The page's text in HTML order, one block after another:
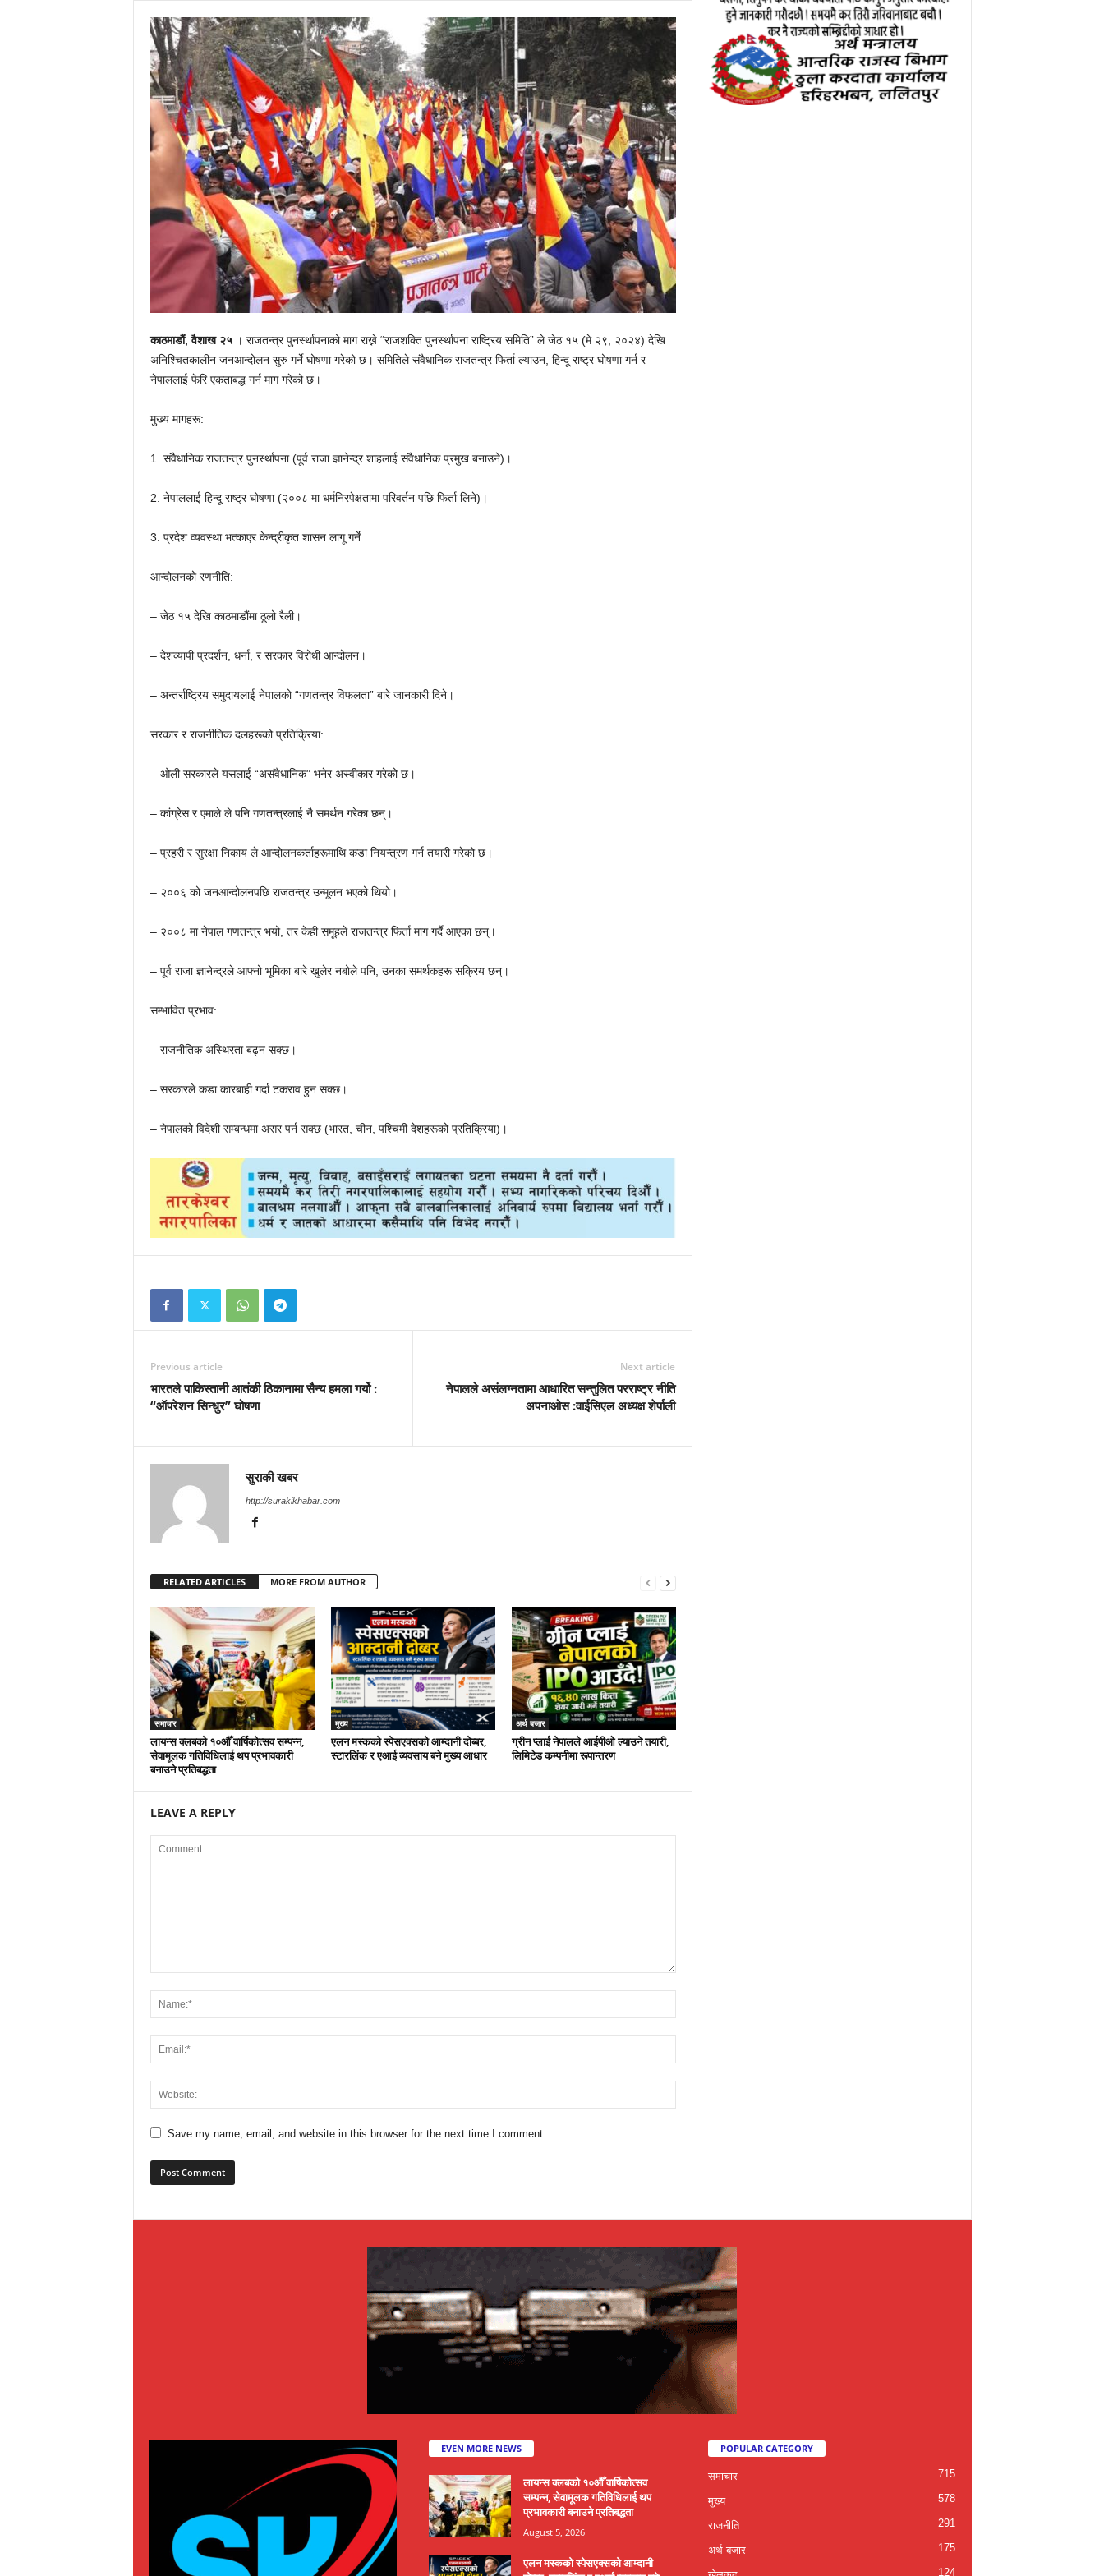
काठमाडौं, वैशाख २५। राजतन्त्र पुनर्स्थापनाको माग राख्ने “राजशक्ति पुनर्स्थापना राष्ट्रिय समिति” ले जेठ १५ (मे २९, २०२४) देखि
अनिश्चितकालीन जनआन्दोलन सुरु गर्ने घोषणा गरेको छ। समितिले संवैधानिक राजतन्त्र फिर्ता ल्याउन, हिन्दू राष्ट्र घोषणा गर्न र
नेपाललाई फेरि एकताबद्ध गर्न माग गरेको छ।
मुख्य मागहरू:
1. संवैधानिक राजतन्त्र पुनर्स्थापना (पूर्व राजा ज्ञानेन्द्र शाहलाई संवैधानिक प्रमुख बनाउने)।
2. नेपाललाई हिन्दू राष्ट्र घोषणा (२००८ मा धर्मनिरपेक्षतामा परिवर्तन पछि फिर्ता लिने)।
3. प्रदेश व्यवस्था भत्काएर केन्द्रीकृत शासन लागू गर्ने
आन्दोलनको रणनीति:
– जेठ १५ देखि काठमाडौंमा ठूलो रैली।
– देशव्यापी प्रदर्शन, धर्ना, र सरकार विरोधी आन्दोलन।
– अन्तर्राष्ट्रिय समुदायलाई नेपालको “गणतन्त्र विफलता” बारे जानकारी दिने।
सरकार र राजनीतिक दलहरूको प्रतिक्रिया:
– ओली सरकारले यसलाई “असंवैधानिक” भनेर अस्वीकार गरेको छ।
– कांग्रेस र एमाले ले पनि गणतन्त्रलाई नै समर्थन गरेका छन्।
– प्रहरी र सुरक्षा निकाय ले आन्दोलनकर्ताहरूमाथि कडा नियन्त्रण गर्न तयारी गरेको छ।
– २००६ को जनआन्दोलनपछि राजतन्त्र उन्मूलन भएको थियो।
– २००८ मा नेपाल गणतन्त्र भयो, तर केही समूहले राजतन्त्र फिर्ता माग गर्दै आएका छन्।
– पूर्व राजा ज्ञानेन्द्रले आफ्नो भूमिका बारे खुलेर नबोले पनि, उनका समर्थकहरू सक्रिय छन्।
सम्भावित प्रभाव:
– राजनीतिक अस्थिरता बढ्न सक्छ।
– सरकारले कडा कारबाही गर्दा टकराव हुन सक्छ।
– नेपालको विदेशी सम्बन्धमा असर पर्न सक्छ (भारत, चीन, पश्चिमी देशहरूको प्रतिक्रिया)।
Previous article
भारतले पाकिस्तानी आतंकी ठिकानामा सैन्य हमला गर्यो :
“ऑपरेशन सिन्धुर” घोषणा
Next article
नेपालले असंलग्नतामा आधारित सन्तुलित परराष्ट्र नीति
अपनाओस :वाईसिएल अध्यक्ष शेर्पाली
सुराकी खबर
http://surakikhabar.com
RELATED ARTICLES MORE FROM AUTHOR
समाचार
लायन्स क्लबको १०औँ वार्षिकोत्सव सम्पन्न,
सेवामूलक गतिविधिलाई थप प्रभावकारी
बनाउने प्रतिबद्धता
मुख्य
एलन मस्कको स्पेसएक्सको आम्दानी दोब्बर,
स्टारलिंक र एआई व्यवसाय बने मुख्य आधार
अर्थ बजार
ग्रीन प्लाई नेपालले आईपीओ ल्याउने तयारी,
लिमिटेड कम्पनीमा रूपान्तरण
LEAVE A REPLY
Save my name, email, and website in this browser for the next time I comment.
EVEN MORE NEWS
लायन्स क्लबको १०औँ वार्षिकोत्सव
सम्पन्न, सेवामूलक गतिविधिलाई थप
प्रभावकारी बनाउने प्रतिबद्धता
August 5, 2026
एलन मस्कको स्पेसएक्सको आम्दानी
POPULAR CATEGORY
समाचार 715
मुख्य 578
राजनीति 291
अर्थ बजार 175
124